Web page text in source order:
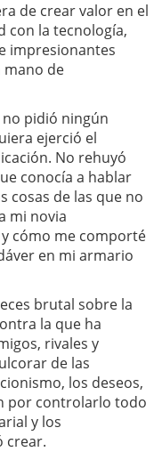
de crear valor en el
con la tecnología,
impresionantes
mano de
pidió ningún
ejerció el
No rehuyó
conocía a hablar
cosas de las que no
mi novia
cómo me comporté
en mi armario
brutal sobre la
la que ha
rivales y
de las
los deseos,
por controlarlo todo
y los
crear.